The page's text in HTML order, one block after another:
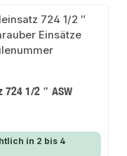
724 1/2 ″ ASW
in 2 bis 4